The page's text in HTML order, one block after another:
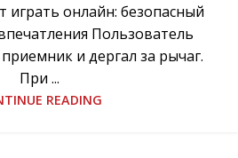
играть онлайн: безопасный
Пользователь
и дергал за рычаг.
При ...
READING